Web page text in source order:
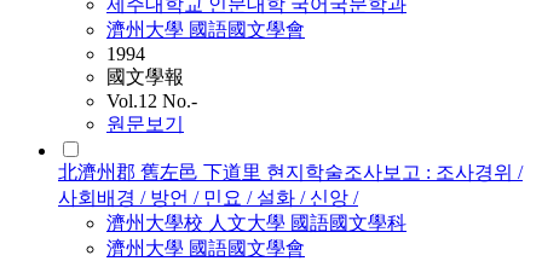
제주대학교 인문대학 국어국문학과
濟州大學 國語國文學會
1994
國文學報
Vol.12 No.-
원문보기
北濟州郡 舊左邑 下道里 현지학술조사보고 : 조사경위 /
사회배경 / 방언 / 민요 / 설화 / 신앙 /
濟州大學校 人文大學 國語國文學科
濟州大學 國語國文學會